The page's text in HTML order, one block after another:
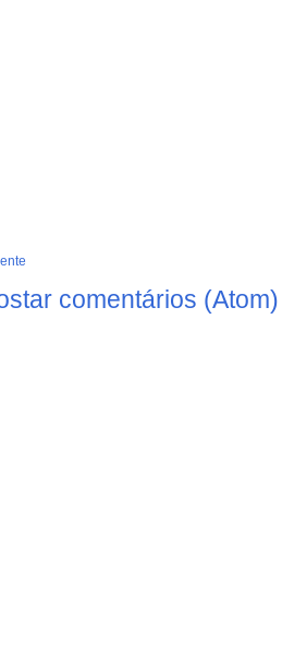
comentários (Atom)